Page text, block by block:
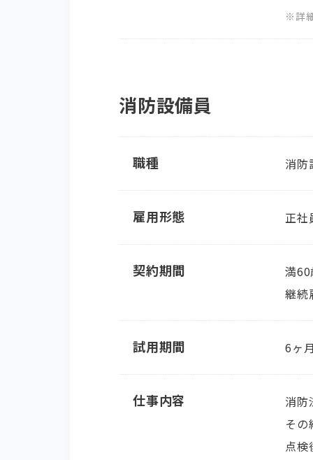
※詳
消防設備員
職種 消防
雇用形態 正社
契約期間
満
継続
試用期間 6ヶ
仕事内容
消防
その
点検